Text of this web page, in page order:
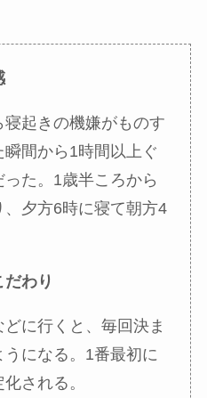
起きの機嫌がものす
間から1時間以上ぐ
た。1歳半ころから
夕方6時に寝て朝方4
わり
に行くと、毎回決ま
になる。1番最初に
される。